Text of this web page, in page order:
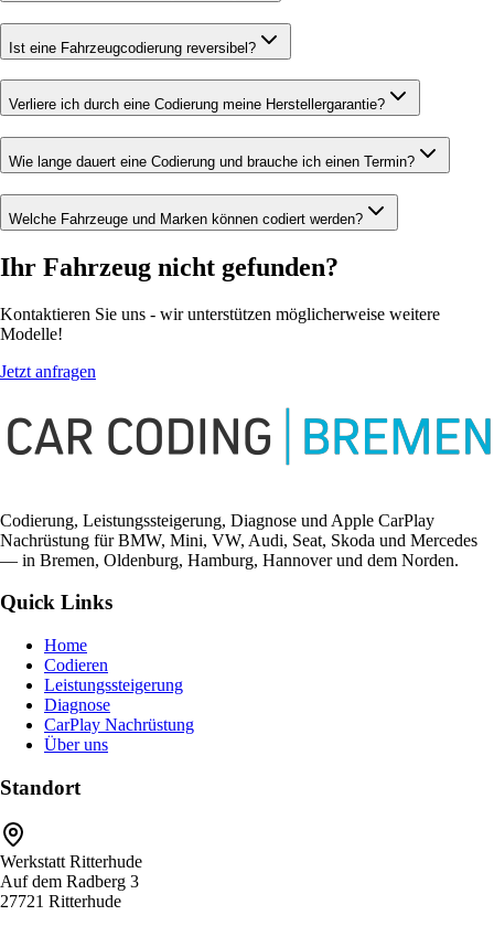
Ist eine Fahrzeugcodierung reversibel?
Verliere ich durch eine Codierung meine Herstellergarantie?
Wie lange dauert eine Codierung und brauche ich einen Termin?
Welche Fahrzeuge und Marken können codiert werden?
Ihr Fahrzeug nicht gefunden?
Kontaktieren Sie uns - wir unterstützen möglicherweise weitere
Modelle!
Jetzt anfragen
Codierung, Leistungssteigerung, Diagnose und Apple CarPlay
Nachrüstung für BMW, Mini, VW, Audi, Seat, Skoda und Mercedes
— in Bremen, Oldenburg, Hamburg, Hannover und dem Norden.
Quick Links
Home
Codieren
Leistungssteigerung
Diagnose
CarPlay Nachrüstung
Über uns
Standort
Werkstatt Ritterhude
Auf dem Radberg 3
27721 Ritterhude